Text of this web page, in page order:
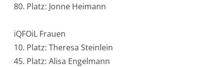
80. Platz: Jonne Heimann
iQFOiL Frauen
10. Platz: Theresa Steinlein
45. Platz: Alisa Engelmann